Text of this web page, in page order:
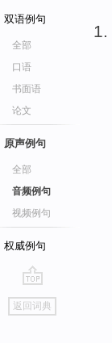
双语例句
全部
口语
书面语
论文
原声例句
全部
音频例句
视频例句
权威例句
go
top
返回词典